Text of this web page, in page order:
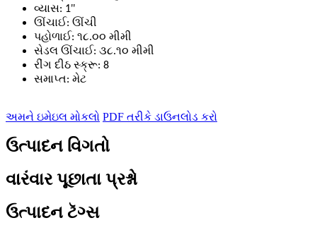
વ્યાસ: 1"
ઊંચાઈ: ઊંચી
પહોળાઈ: ૧૮.૦૦ મીમી
સેડલ ઊંચાઈ: ૩૮.૧૦ મીમી
રીંગ દીઠ સ્ક્રૂ: 8
સમાપ્ત: મેટ
અમને ઇમેઇલ મોકલો PDF તરીકે ડાઉનલોડ કરો
ઉત્પાદન વિગતો
વારંવાર પૂછાતા પ્રશ્નો
ઉત્પાદન ટૅગ્સ